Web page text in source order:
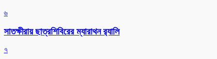
৬
সাতক্ষীরায় ছাত্রশিবিরের ম্যারাথন র‌্যালি
৭